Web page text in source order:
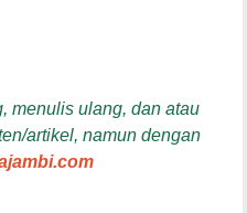
menulis ulang, dan atau
artikel, namun dengan